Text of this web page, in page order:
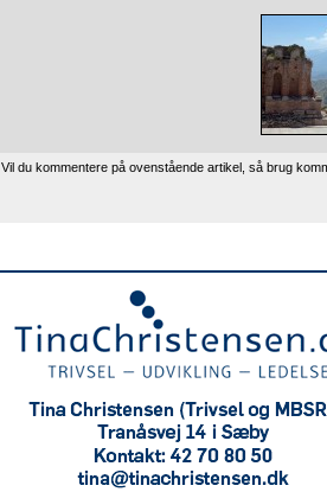
Vil du kommentere på ovenstående artikel, så brug